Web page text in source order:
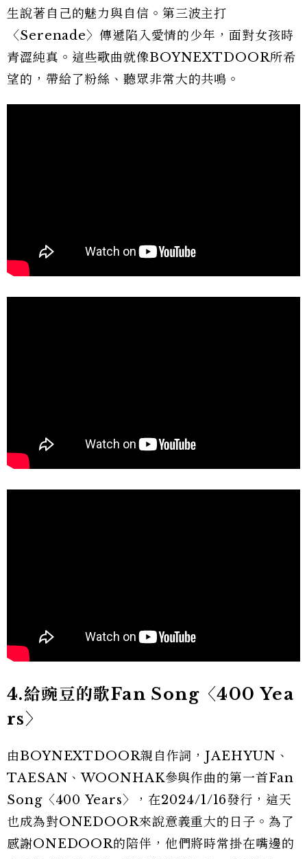
生說著自己的魅力與自信。第三波主打
〈Serenade〉傳遞陷入愛情的少年，面對女孩時
青澀純真。這些歌曲就像BOYNEXTDOOR所希
望的，帶給了粉絲、聽眾非常大的共鳴。
4.給豌豆的歌Fan Song〈400 Yea
rs〉
由BOYNEXTDOOR親自作詞，JAEHYUN、
TAESAN、WOONHAK參與作曲的第一首Fan
Song〈400 Years〉，在2024/1/16發行，這天
也成為對ONEDOOR來說意義重大的日子。為了
感謝ONEDOOR的陪伴，他們將時常掛在嘴邊的